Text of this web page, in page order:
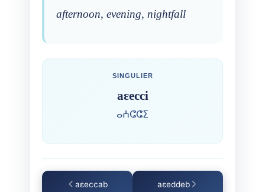
afternoon, evening, nightfall
SINGULIER
aɛecci
ⴰⵄⵛⵛⵉ
aɛeccab aɛeddeb